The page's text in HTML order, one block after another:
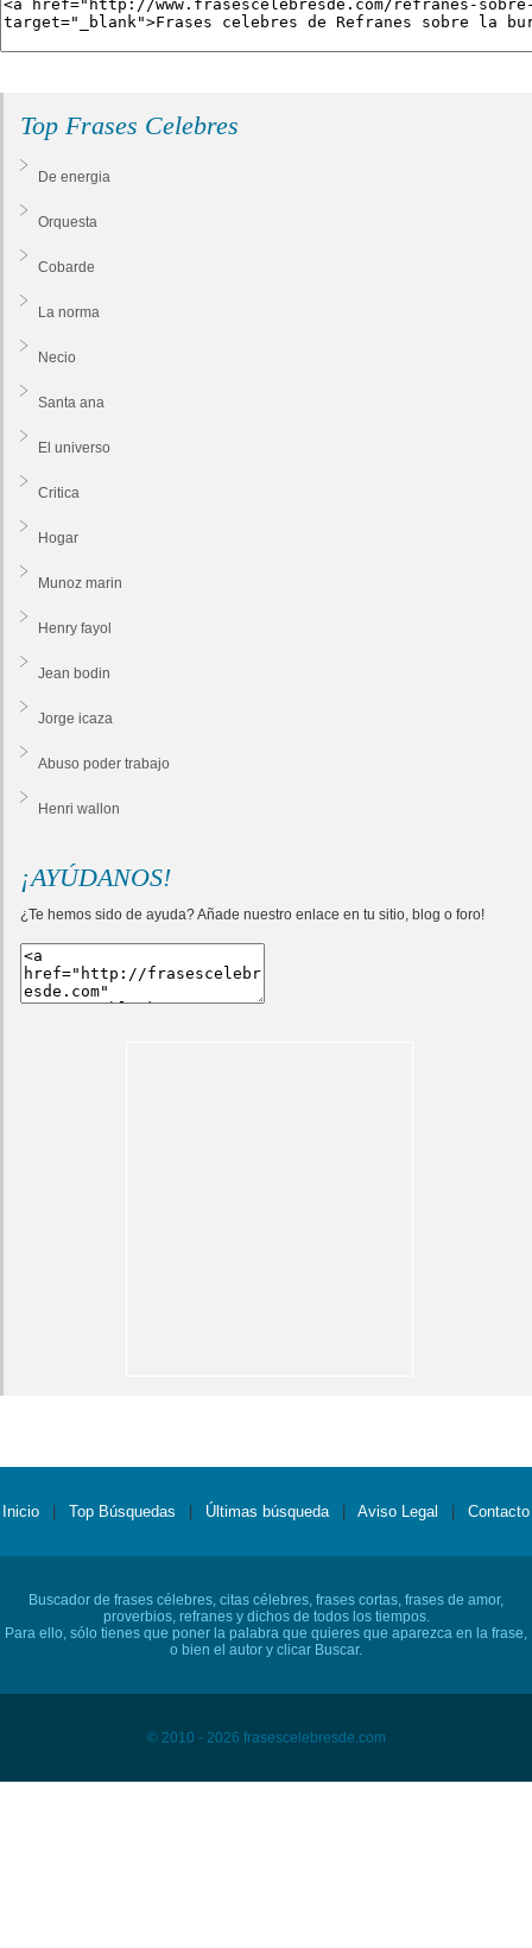
Top Frases Celebres
De energia
Orquesta
Cobarde
La norma
Necio
Santa ana
El universo
Critica
Hogar
Munoz marin
Henry fayol
Jean bodin
Jorge icaza
Abuso poder trabajo
Henri wallon
¡AYÚDANOS!
¿Te hemos sido de ayuda? Añade nuestro enlace en tu sitio, blog o foro!
Inicio Top Búsquedas Últimas búsqueda Aviso Legal Contacto
Buscador de frases célebres, citas célebres, frases cortas, frases de amor,
proverbios, refranes y dichos de todos los tiempos.
Para ello, sólo tienes que poner la palabra que quieres que aparezca en la frase,
o bien el autor y clicar Buscar.
© 2010 - 2026 frasescelebresde.com